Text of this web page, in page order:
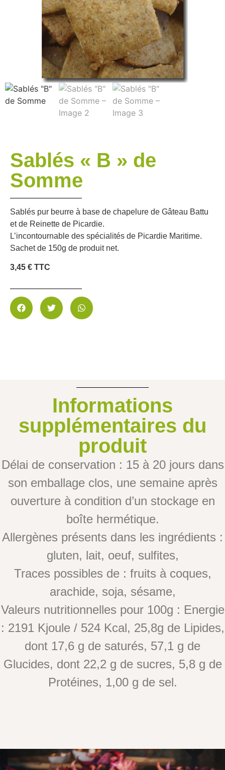
Sablés « B » de
Somme
Sablés pur beurre à base de chapelure de Gâteau Battu
et de Reinette de Picardie.
L’incontournable des spécialités de Picardie Maritime.
Sachet de 150g de produit net.
3,45 € TTC
Informations
supplémentaires du
produit
Délai de conservation : 15 à 20 jours dans
son emballage clos, une semaine après
ouverture à condition d’un stockage en
boîte hermétique.
Allergènes présents dans les ingrédients :
gluten, lait, oeuf, sulfites,
Traces possibles de : fruits à coques,
arachide, soja, sésame,
Valeurs nutritionnelles pour 100g : Energie
: 2191 Kjoule / 524 Kcal, 25,8g de Lipides,
dont 17,6 g de saturés, 57,1 g de
Glucides, dont 22,2 g de sucres, 5,8 g de
Protéines, 1,00 g de sel.